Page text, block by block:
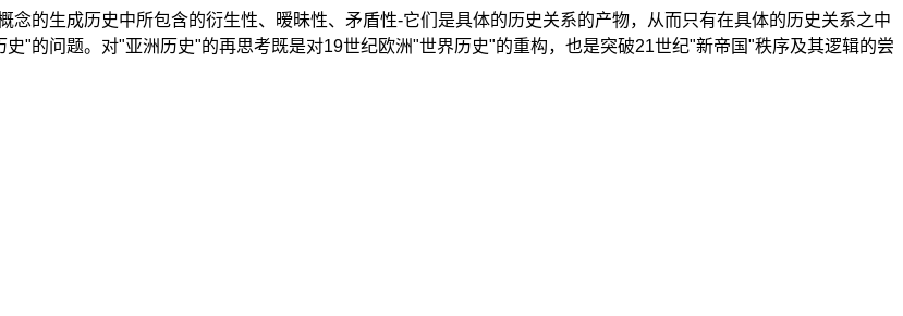
的生成历史中所包含的衍生性、暧昧性、矛盾性-它们是具体的历史关系的产物，从而只有在具体的历史关系之中
"的问题。对"亚洲历史"的再思考既是对19世纪欧洲"世界历史"的重构，也是突破21世纪"新帝国"秩序及其逻辑的尝